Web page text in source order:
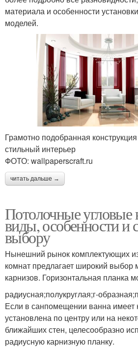
материала и особенности
моделей.
Грамотно подобранная
стильный интерьер
ФОТО: wallpaperscraft.ru
читать дальше →
Потолочные угловые
виды, особенности и
выбору
Нынешний рынок комплектующих
комнат предлагает широкий выбор
карнизов. Горизонтальная планка
радиусная;полукруглая;г-
Если в санпомещении ванна имеет
установлена по центру или на
ближайших стен, целесообразно
радиусную карнизную планку.